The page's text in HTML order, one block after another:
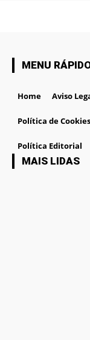
MENU
Home Aviso
Política de Cookies
Política Editorial
MAIS LIDAS